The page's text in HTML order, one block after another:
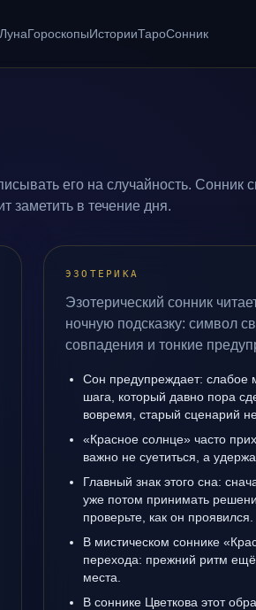
ЛунаГороскопыИсторииТароСонник
его на случайность. Сонник
заметить в течение дня.
ЭЗОТЕРИКА
Эзотерический сонник
ночную подсказку: символ
совпадения и тонкие
Сон предупреждает: слабое
шага, который давно пора
вовремя, старый сценарий не
«Красное солнце» часто
важно не суетиться, а
Главный знак этого сна:
уже потом принимать
проверьте, как он проявился.
В мистическом соннике
перехода: прежний ритм
места.
В соннике Цветкова этот